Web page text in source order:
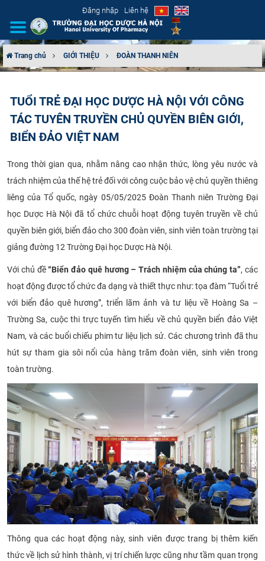
Đăng nhập Liên hệ
CƠ CẤU TỔ CHỨC
TUYỂN SINH
ĐÀO TẠO
ĐẢM BẢO CHẤT LƯỢNG
KHOA HỌC CÔNG NGHỆ
HTQT
CỰU NGƯỜI HỌC
Trang chủ GIỚI THIỆU ĐOÀN THANH NIÊN
TUỔI TRẺ ĐẠI HỌC DƯỢC HÀ NỘI VỚI CÔNG
TÁC TUYÊN TRUYỀN CHỦ QUYỀN BIÊN GIỚI,
BIỂN ĐẢO VIỆT NAM
Trong thời gian qua, nhằm nâng cao nhận thức, lòng yêu nước và
trách nhiệm của thế hệ trẻ đối với công cuộc bảo vệ chủ quyền thiêng
liêng của Tổ quốc, ngày 05/05/2025 Đoàn Thanh niên Trường Đại
học Dược Hà Nội đã tổ chức chuỗi hoạt động tuyên truyền về chủ
quyền biên giới, biển đảo cho 300 đoàn viên, sinh viên toàn trường tại
giảng đường 12 Trường Đại học Dược Hà Nội.
Với chủ đề“Biển đảo quê hương – Trách nhiệm của chúng ta”, các
hoạt động được tổ chức đa dạng và thiết thực như: tọa đàm “Tuổi trẻ
với biển đảo quê hương”, triển lãm ảnh và tư liệu về Hoàng Sa –
Trường Sa, cuộc thi trực tuyến tìm hiểu về chủ quyền biển đảo Việt
Nam, và các buổi chiếu phim tư liệu lịch sử. Các chương trình đã thu
hút sự tham gia sôi nổi của hàng trăm đoàn viên, sinh viên trong
toàn trường.
Thông qua các hoạt động này, sinh viên được trang bị thêm kiến
thức về lịch sử hình thành, vị trí chiến lược cũng như tầm quan trọng